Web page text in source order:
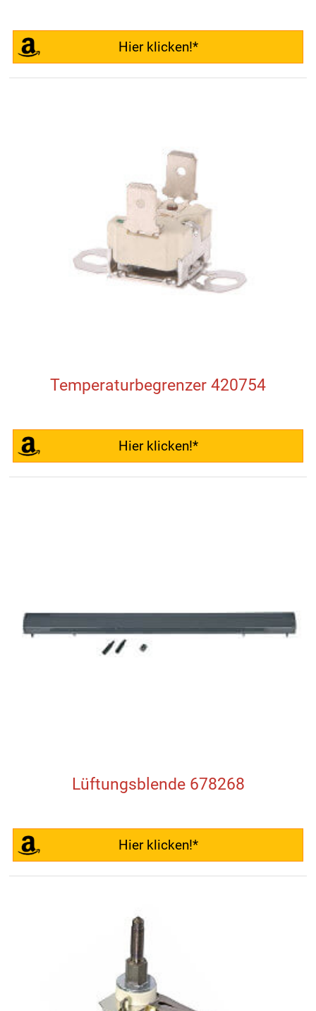
Hier klicken!*
Temperaturbegrenzer 420754
Hier klicken!*
Lüftungsblende 678268
Hier klicken!*